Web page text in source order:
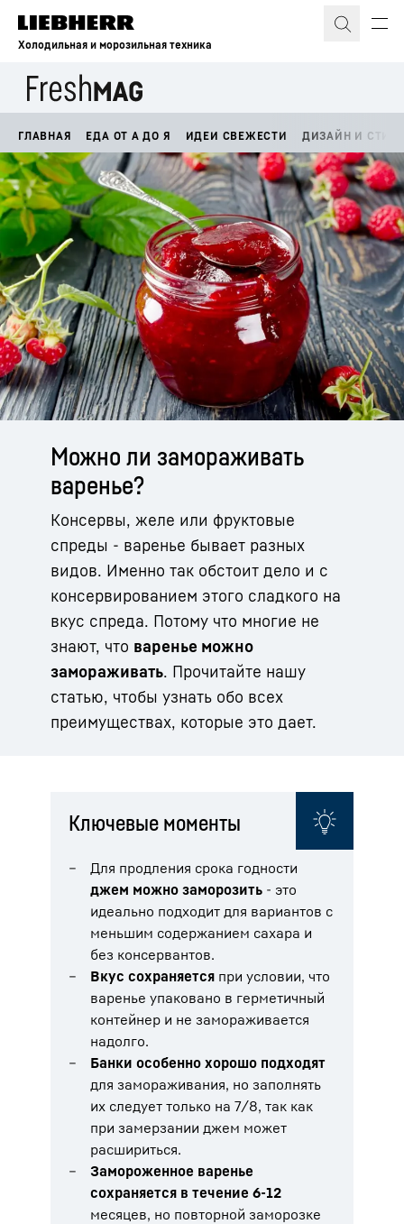
Холодильная и морозильная техника
ГЛАВНАЯ ЕДА ОТ А ДО Я ИДЕИ СВЕЖЕСТИ ДИЗАЙН И
Можно ли замораживать
варенье?
Консервы, желе или фруктовые
спреды - варенье бывает разных
видов. Именно так обстоит дело и с
консервированием этого сладкого на
вкус спреда. Потому что многие не
знают, что варенье можно
замораживать. Прочитайте нашу
статью, чтобы узнать обо всех
преимуществах, которые это дает.
Ключевые моменты
Для продления срока годности
джем можно заморозить - это
идеально подходит для вариантов с
меньшим содержанием сахара и
без консервантов.
Вкус сохраняется при условии, что
варенье упаковано в герметичный
контейнер и не замораживается
надолго.
Банки особенно хорошо подходят
для замораживания, но заполнять
их следует только на 7/8, так как
при замерзании джем может
расшириться.
Замороженное варенье
сохраняется в течение 6-12
месяцев, но повторной заморозке